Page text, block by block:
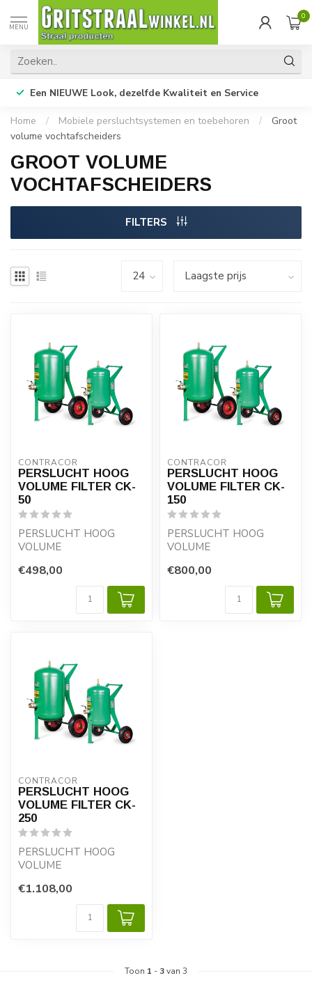
MENU
0
Een NIEUWE Look, dezelfde Kwaliteit en Service
Home / Mobiele persluchtsystemen en toebehoren /
Groot
volume vochtafscheiders
GROOT VOLUME
VOCHTAFSCHEIDERS
FILTERS
CONTRACOR
PERSLUCHT HOOG
VOLUME FILTER CK-
50
PERSLUCHT HOOG
VOLUME
FILTER CK
50/150/250-liter h...
€498,00
CONTRACOR
PERSLUCHT HOOG
VOLUME FILTER CK-
150
PERSLUCHT HOOG
VOLUME
FILTER CK
50/150/250-liter h...
€800,00
CONTRACOR
PERSLUCHT HOOG
VOLUME FILTER CK-
250
PERSLUCHT HOOG
VOLUME
FILTER CK
50/150/250-liter h...
€1.108,00
Toon 1 - 3van 3